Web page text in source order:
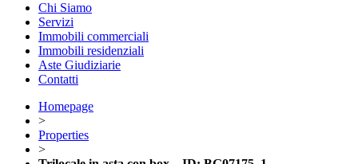
Chi Siamo
Servizi
Immobili commerciali
Immobili residenziali
Aste Giudiziarie
Contatti
Homepage
>
Properties
>